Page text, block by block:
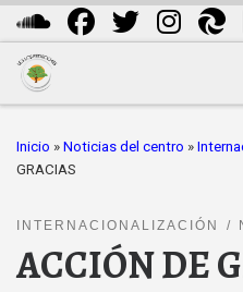
Saltar al contenido
Inicio » Noticias del centro »
GRACIAS
INTERNACIONALIZACIÓN
ACCIÓN DE